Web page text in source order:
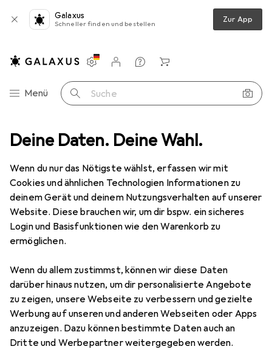
Deine Daten. Deine Wahl.
Wenn du nur das Nötigste wählst, erfassen wir mit
Cookies und ähnlichen Technologien Informationen zu
deinem Gerät und deinem Nutzungsverhalten auf unserer
Website. Diese brauchen wir, um dir bspw. ein sicheres
Login und Basisfunktionen wie den Warenkorb zu
ermöglichen.
Wenn du allem zustimmst, können wir diese Daten
darüber hinaus nutzen, um dir personalisierte Angebote
zu zeigen, unsere Webseite zu verbessern und gezielte
Werbung auf unseren und anderen Webseiten oder Apps
anzuzeigen. Dazu können bestimmte Daten auch an
Dritte und Werbepartner weitergegeben werden.
Galaxus
Schneller finden und bestellen Zur App
Navigation nach Kategorien
Menü Suche
Einstellungen
Kundenkonto
Vergleichslisten
Merklisten
Warenkorb
Jacken Leichte Jacken Urban Classics Bomberjacke
12 Bilder
Urban Classics Bomberjacke
Preis in EUR inkl. MwSt.
EUR
52,46
Bewertungen Marke
Mehr von Urban Classics